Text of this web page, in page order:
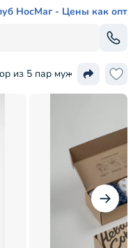
НосМаг - Цены как опт
из 5 пар мужских